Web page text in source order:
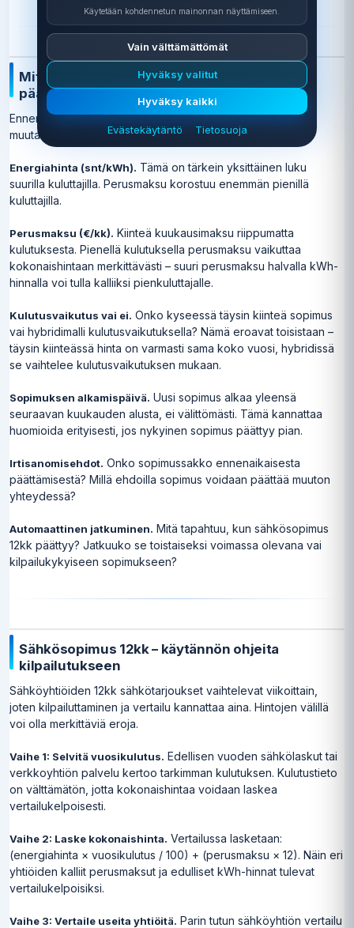
Mitä tarkistaa ennen sähkösopimus 12kk -
päätöstä?
Ennen sopimuksen allekirjoittamista on tärkeää tarkistaa
muutamia keskeisiä asioita:
Energiahinta (snt/kWh). Tämä on tärkein yksittäinen luku
suurilla kuluttajilla. Perusmaksu korostuu enemmän pienillä
kuluttajilla.
Perusmaksu (€/kk). Kiinteä kuukausimaksu riippumatta
kulutuksesta. Pienellä kulutuksella perusmaksu vaikuttaa
kokonaishintaan merkittävästi – suuri perusmaksu halvalla kWh-
hinnalla voi tulla kalliiksi pienkuluttajalle.
Kulutusvaikutus vai ei. Onko kyseessä täysin kiinteä sopimus
vai hybridimalli kulutusvaikutuksella? Nämä eroavat toisistaan –
täysin kiinteässä hinta on varmasti sama koko vuosi, hybridissä
se vaihtelee kulutusvaikutuksen mukaan.
Sopimuksen alkamispäivä. Uusi sopimus alkaa yleensä
seuraavan kuukauden alusta, ei välittömästi. Tämä kannattaa
huomioida erityisesti, jos nykyinen sopimus päättyy pian.
Irtisanomisehdot. Onko sopimussakko ennenaikaisesta
päättämisestä? Millä ehdoilla sopimus voidaan päättää muuton
yhteydessä?
Automaattinen jatkuminen. Mitä tapahtuu, kun sähkösopimus
12kk päättyy? Jatkuuko se toistaiseksi voimassa olevana vai
kilpailukykyiseen sopimukseen?
Sähkösopimus 12kk – käytännön ohjeita
kilpailutukseen
Sähköyhtiöiden 12kk sähkötarjoukset vaihtelevat viikoittain,
joten kilpailuttaminen ja vertailu kannattaa aina. Hintojen välillä
voi olla merkittäviä eroja.
Vaihe 1: Selvitä vuosikulutus. Edellisen vuoden sähkölaskut tai
verkkoyhtiön palvelu kertoo tarkimman kulutuksen. Kulutustieto
on välttämätön, jotta kokonaishintaa voidaan laskea
vertailukelpoisesti.
Vaihe 2: Laske kokonaishinta. Vertailussa lasketaan:
(energiahinta × vuosikulutus / 100) + (perusmaksu × 12). Näin eri
yhtiöiden kalliit perusmaksut ja edulliset kWh-hinnat tulevat
vertailukelpoisiksi.
Vaihe 3: Vertaile useita yhtiöitä. Parin tutun sähköyhtiön vertailu
Käytetään kohdennetun mainonnan näyttämiseen.
Vain välttämättömät
Hyväksy valitut
Hyväksy kaikki
Evästekäytäntö Tietosuoja